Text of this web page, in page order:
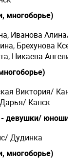
многоборье)
Иванова Алина/
Брехунова
Никаева
Виктория/
Канск
девушки/ юноши,
Дудинка
многоборье)